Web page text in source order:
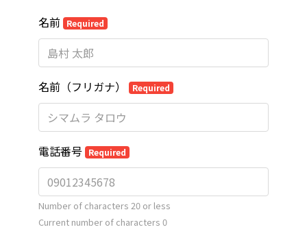
名前 Required
名前（フリガナ） Required
電話番号 Required
Number of characters 20 or less
Current number of characters 0